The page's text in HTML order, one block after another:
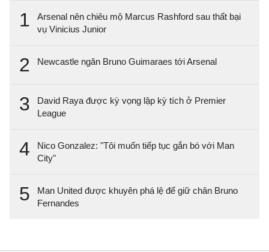
1
Arsenal nên chiêu mộ Marcus Rashford sau thất bại
vụ Vinicius Junior
2 Newcastle ngăn Bruno Guimaraes tới Arsenal
3
David Raya được kỳ vọng lập kỳ tích ở Premier
League
4
Nico Gonzalez: "Tôi muốn tiếp tục gắn bó với Man
City"
5
Man United được khuyên phá lệ để giữ chân Bruno
Fernandes